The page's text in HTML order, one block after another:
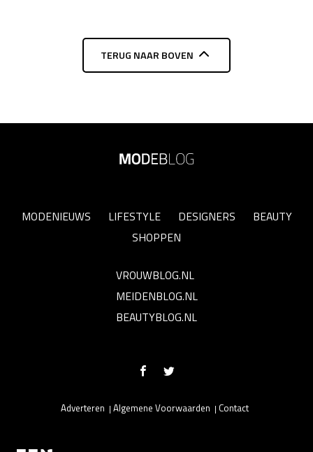
TERUG NAAR BOVEN
MODENIEUWS LIFESTYLE DESIGNERS
BEAUTY
SHOPPEN
VROUWBLOG.NL
MEIDENBLOG.NL
BEAUTYBLOG.NL
Adverteren Algemene Voorwaarden Contact